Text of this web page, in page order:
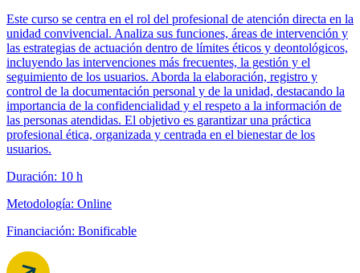
Este curso se centra en el rol del profesional de atención directa en la
unidad convivencial. Analiza sus funciones, áreas de intervención y
las estrategias de actuación dentro de límites éticos y deontológicos,
incluyendo las intervenciones más frecuentes, la gestión y el
seguimiento de los usuarios. Aborda la elaboración, registro y
control de la documentación personal y de la unidad, destacando la
importancia de la confidencialidad y el respeto a la información de
las personas atendidas. El objetivo es garantizar una práctica
profesional ética, organizada y centrada en el bienestar de los
usuarios.
Duración: 10 h
Metodología: Online
Financiación: Bonificable